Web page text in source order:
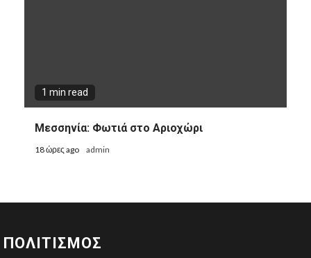
1 min read
Μεσσηνία: Φωτιά στο Αριοχώρι
18 ώρες ago admin
ΠΟΛΙΤΙΣΜΟΣ